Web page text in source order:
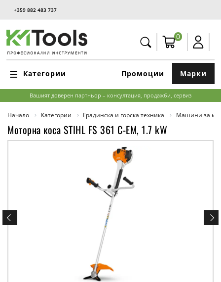
+359 882 483 737
0
Категории Марки
Промоции
Вашият доверен партньор – консултация, продажби, сервиз
Начало Категории Градинска и горска техника Машини за
Моторна коса STIHL FS 361 C-EM, 1.7 kW